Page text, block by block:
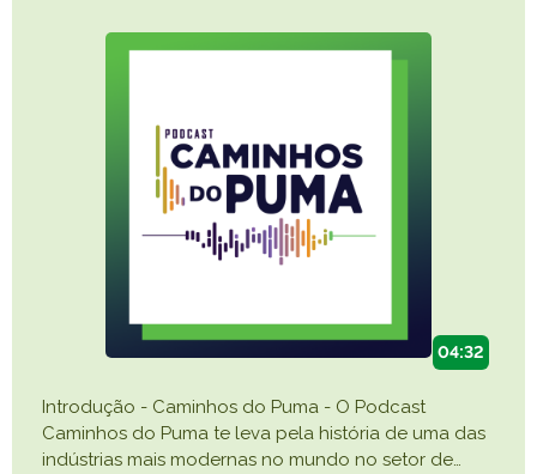
04:32
Introdução - Caminhos do Puma - O Podcast
Caminhos do Puma te leva pela história de uma das
indústrias mais modernas no mundo no setor de…